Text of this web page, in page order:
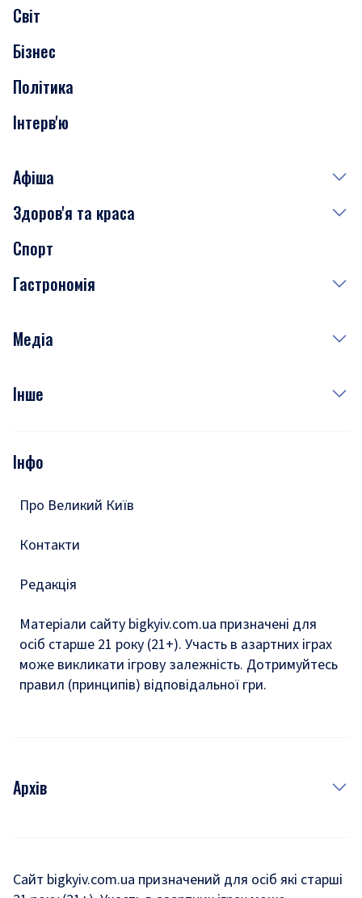
Нерухомість
Транспорт
Світ
Бізнес
Політика
Інтерв'ю
Афіша
Сьогодні
Завтра
Субота
Здоров'я та краса
Медицина
Краса
Спорт
Гастрономія
Рецепти
Медіа
Фото
Подкасти
Інше
Тести
Інфо
Про Великий Київ
Контакти
Редакція
Матеріали сайту bigkyiv.com.ua призначені для
осіб старше 21 року (21+). Участь в азартних іграх
може викликати ігрову залежність. Дотримуйтесь
правил (принципів) відповідальної гри.
Архів
Сайт bigkyiv.com.ua призначений для осіб які старші